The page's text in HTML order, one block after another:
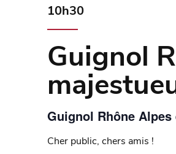
10h30
Guignol
Guignol Rhône
Cher public, chers amis !